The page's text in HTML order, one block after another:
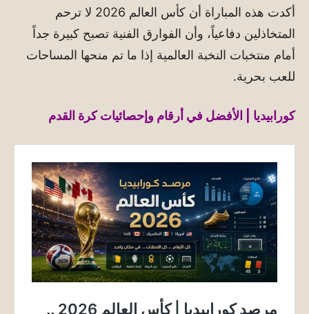
أكدت هذه المباراة أن كأس العالم 2026 لا ترحم
المتخاذلين دفاعياً، وأن الفوارق الفنية تصبح كبيرة جداً
أمام منتخبات النخبة العالمية إذا ما تم منحها المساحات
للعب بحرية.
كورابيديا | الأفضل في أرقام وإحصائيات كرة القدم